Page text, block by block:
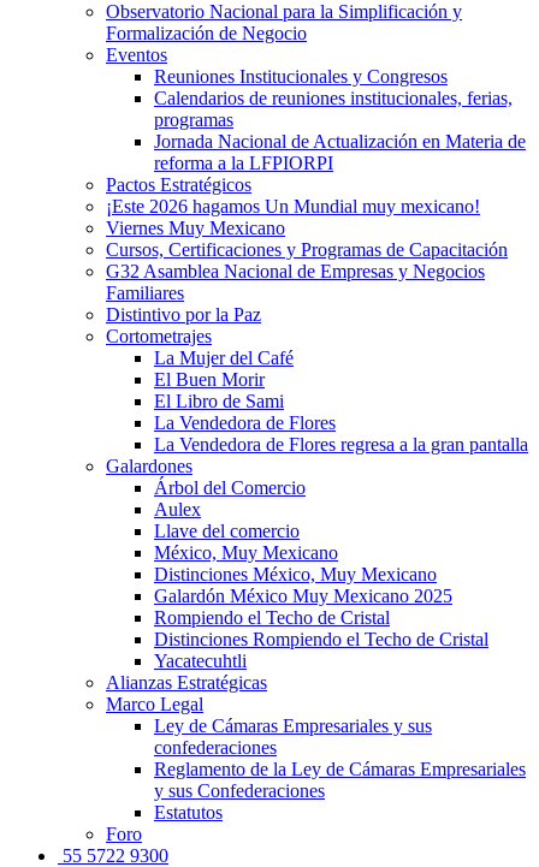
Observatorio Nacional para la Simplificación y
Formalización de Negocio
Eventos
Reuniones Institucionales y Congresos
Calendarios de reuniones institucionales, ferias,
programas
Jornada Nacional de Actualización en Materia de
reforma a la LFPIORPI
Pactos Estratégicos
¡Este 2026 hagamos Un Mundial muy mexicano!
Viernes Muy Mexicano
Cursos, Certificaciones y Programas de Capacitación
G32 Asamblea Nacional de Empresas y Negocios
Familiares
Distintivo por la Paz
Cortometrajes
La Mujer del Café
El Buen Morir
El Libro de Sami
La Vendedora de Flores
La Vendedora de Flores regresa a la gran pantalla
Galardones
Árbol del Comercio
Aulex
Llave del comercio
México, Muy Mexicano
Distinciones México, Muy Mexicano
Galardón México Muy Mexicano 2025
Rompiendo el Techo de Cristal
Distinciones Rompiendo el Techo de Cristal
Yacatecuhtli
Alianzas Estratégicas
Marco Legal
Ley de Cámaras Empresariales y sus
confederaciones
Reglamento de la Ley de Cámaras Empresariales
y sus Confederaciones
Estatutos
Foro
55 5722 9300